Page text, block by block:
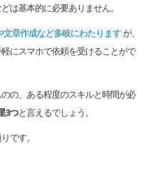
は基本的に必要ありません。
章作成など多岐にわたりますが、
にスマホで依頼を受けることがで
の、ある程度のスキルと時間が必
3つと言えるでしょう。
です。